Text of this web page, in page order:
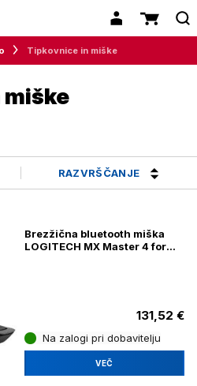
Tipkovnice in miške
RAZVRŠČANJE
Brezžična bluetooth miška
LOGITECH MX Master 4 for
131,52 €
Na zalogi pri dobavitelju
VEČ